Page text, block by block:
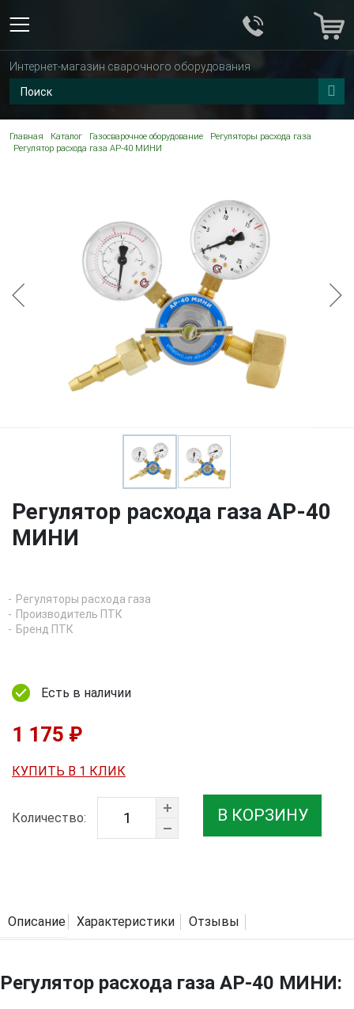
Интернет-магазин сварочного оборудования
Главная Каталог Газосварочное оборудование
Регуляторы расхода газа
Регулятор расхода газа АР-40 МИНИ
Регулятор расхода газа АР-40
МИНИ
Регуляторы расхода газа
Производитель ПТК
Бренд ПТК
Есть в наличии
1 175 ₽
КУПИТЬ В 1 КЛИК
Количество: В КОРЗИНУ
Описание Характеристики Отзывы
Регулятор расхода газа АР-40 МИНИ: